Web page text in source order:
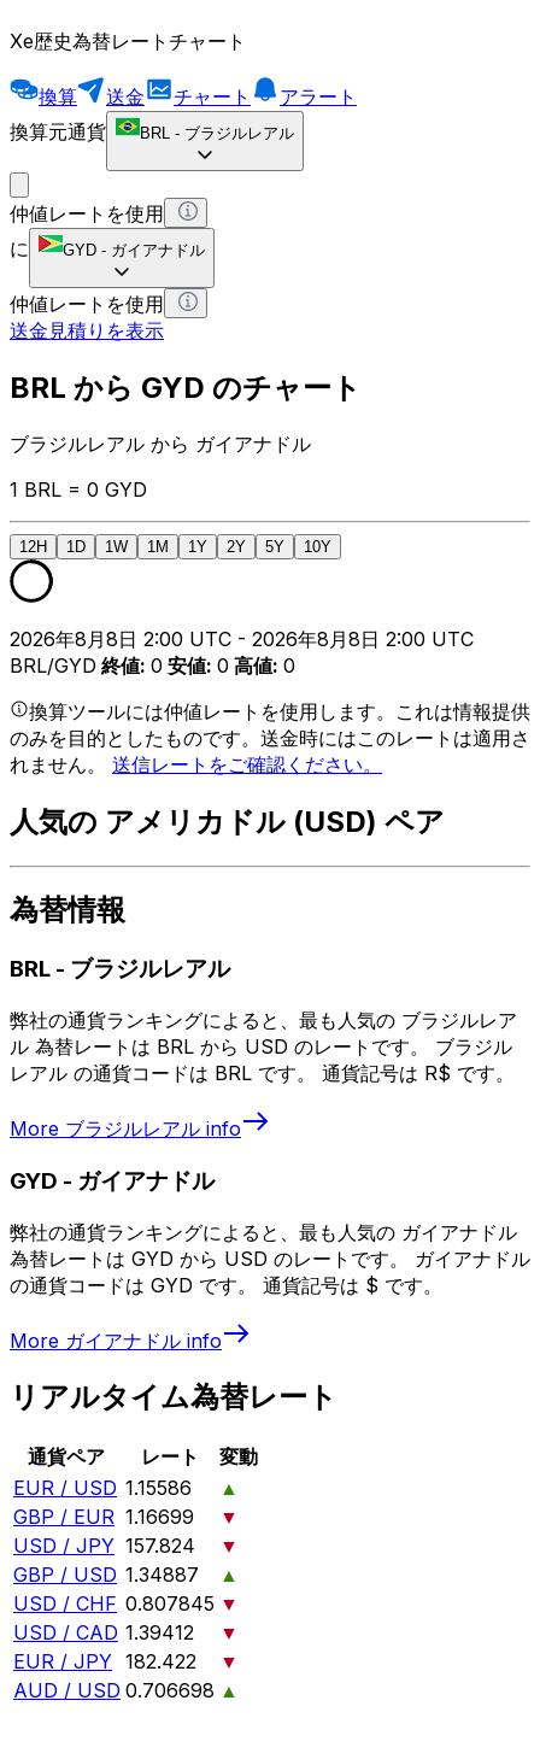
Xe歴史為替レートチャート
換算 送金 チャート
アラート
換算元通貨
BRL - ブラジルレアル
仲値レートを使用
に
GYD - ガイアナドル
仲値レートを使用
送金見積りを表示
BRL から GYD のチャート
ブラジルレアル から ガイアナドル
1 BRL = 0 GYD
12H 1D 1W 1M 1Y 2Y 5Y 10Y
2026年8月8日 2:00 UTC - 2026年8月8日 2:00 UTC
BRL/GYD 終値: 0 安値: 0 高値: 0
換算ツールには仲値レートを使用します。これは情報提供
のみを目的としたものです。送金時にはこのレートは適用さ
れません。 送信レートをご確認ください。
人気の アメリカドル (USD) ペア
為替情報
BRL - ブラジルレアル
弊社の通貨ランキングによると、最も人気の ブラジルレア
ル 為替レートは BRL から USD のレートです。 ブラジル
レアル の通貨コードは BRL です。 通貨記号は R$ です。
More ブラジルレアル info
GYD - ガイアナドル
弊社の通貨ランキングによると、最も人気の ガイアナドル
為替レートは GYD から USD のレートです。 ガイアナドル
の通貨コードは GYD です。 通貨記号は $ です。
More ガイアナドル info
リアルタイム為替レート
通貨ペア レート
変動
EUR / USD 1.15586
▲
GBP / EUR 1.16699
▼
USD / JPY 157.824
▼
GBP / USD 1.34887
▲
USD / CHF 0.807845 ▼
USD / CAD 1.39412
▼
EUR / JPY 182.422
▼
AUD / USD 0.706698 ▲